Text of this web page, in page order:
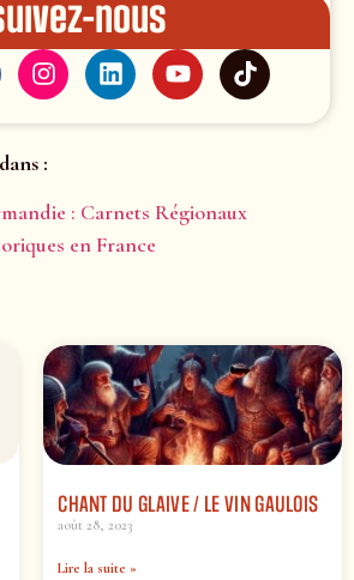
nous
:
: Carnets Régionaux
en France
CHANT DU GLAIVE / LE VIN GAULOIS
août 28, 2023
Lire la suite »